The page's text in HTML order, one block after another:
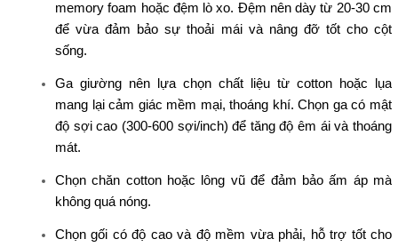
memory foam hoặc đệm lò xo. Đệm nên dày từ 20-30 cm
để vừa đảm bảo sự thoải mái và nâng đỡ tốt cho cột
sống.
Ga giường nên lựa chọn chất liệu từ cotton hoặc lụa
mang lại cảm giác mềm mại, thoáng khí. Chọn ga có mật
độ sợi cao (300-600 sợi/inch) để tăng độ êm ái và thoáng
mát.
Chọn chăn cotton hoặc lông vũ để đảm bảo ấm áp mà
không quá nóng.
Chọn gối có độ cao và độ mềm vừa phải, hỗ trợ tốt cho